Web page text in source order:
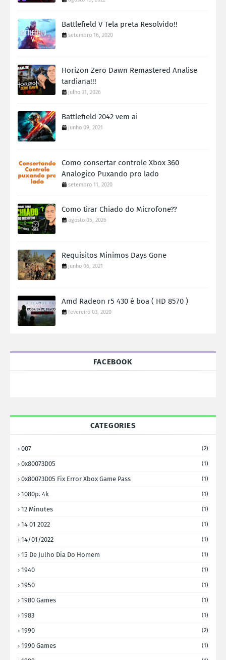
Battlefield V Tela preta Resolvido!!
setembro 16, 2020
Horizon Zero Dawn Remastered Analise
tardiana!!!
julho 31, 2026
Battlefield 2042 vem ai
junho 09, 2021
Como consertar controle Xbox 360
Analogico Puxando pro lado
setembro 11, 2020
Como tirar Chiado do Microfone??
agosto 05, 2026
Requisitos Minimos Days Gone
junho 06, 2021
Amd Radeon r5 430 é boa ( HD 8570 )
fevereiro 03, 2020
FACEBOOK
CATEGORIES
007 (2)
0x80073D05 (1)
0x80073D05 Fix Error Xbox Game Pass (1)
1080p. 4k (1)
12 Minutes (1)
14 01 2022 (1)
14/01/2022 (1)
15 De Julho Dia Do Homem (1)
1940 (1)
1950 (1)
1980 Games (1)
1983 (1)
1990 (2)
1990 Games (1)